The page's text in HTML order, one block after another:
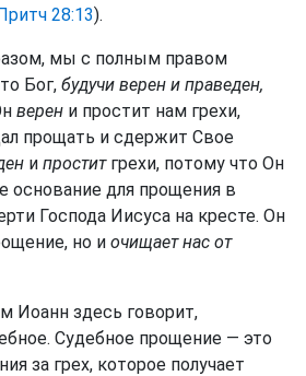
28:13).
мы с полным правом
Бог, будучи верен и праведен,
верен и простит нам грехи,
прощать и сдержит Свое
и проститгрехи, потому что Он
основание для прощения в
Господа Иисуса на кресте. Он
но и очищает нас от
Иоанн здесь говорит,
Судебное прощение — это
за грех, которое получает